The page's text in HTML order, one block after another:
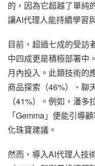
的，因為它超越了單純
讓AI代理人能持續學習
目前，超過七成的受訪
中四成更是積極部署中
月內投入。此類技術的
商品探索（46%）、聊
（41%）。例如，潘
「Gemma」便能引導
化珠寶建議。
然而，導入AI代理人技